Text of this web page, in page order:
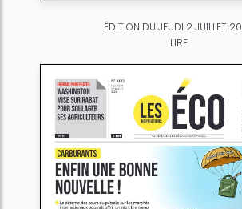
ÉDITION DU JEUDI 2 JUILLET
LIRE